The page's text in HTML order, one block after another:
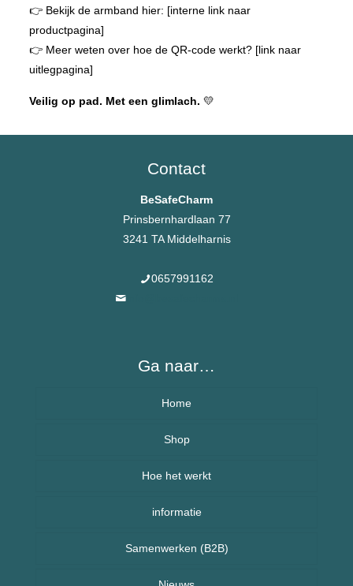
👉 Bekijk de armband hier: [interne link naar
productpagina]
👉 Meer weten over hoe de QR-code werkt? [link naar
uitlegpagina]
Veilig op pad. Met een glimlach. 💛
Contact
BeSafeCharm
Prinsbernhardlaan 77
3241 TA Middelharnis
0657991162
Ga naar…
Home
Over BeSafeCharm – ons verhaal
Shop
Armbanden
Kettingen
Kinderen
Hoe het werkt
informatie
Veelgestelde vragen (FAQ) – BeSafeCharm
Samenwerken (B2B)